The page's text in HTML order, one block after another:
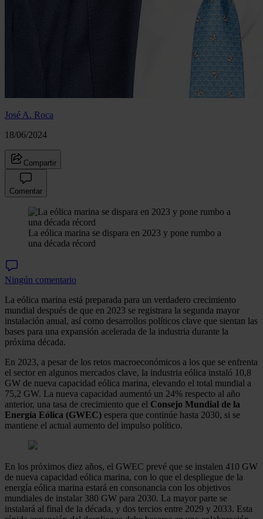
José A. Roca
18/06/2024
Compartir
Comentar
La eólica marina se dispara en 2023 y pone rumbo a
una década récord
Ningún comentario
La eólica marina está preparada para un verdadero crecimiento
mundial después de que en 2023 se registrara la segunda mayor
instalación anual, así como desarrollos políticos clave que sientan las
bases para una expansión acelerada de la industria durante la
próxima década.
En 2023, a pesar de los retos macroeconómicos a los que se enfrenta
el sector en algunos mercados clave, la industria eólica instaló 10,8
GW de nueva capacidad eólica marina, elevando el total mundial a
75,2 GW. La nueva capacidad aumentó un 24% respecto al año
anterior, una tasa de crecimiento que el Consejo Mundial de la
Energía Eólica (GWEC) espera que continúe hasta 2030, si se
mantiene el actual aumento del impulso político.
En los próximos diez años, el GWEC prevé que se instalen 410 GW
de nueva capacidad eólica marina, con lo que el despliegue de la
energía eólica marina estará en consonancia con los objetivos
mundiales de instalar 380 GW para 2030. La mayor parte se
instalará al final de la década, y dos tercios entre 2029 y 2033. Esta